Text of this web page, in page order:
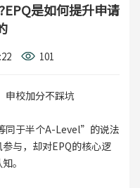
是如何提升申请
101
申校加分不踩坑
于半个A-Level”的说法
与，却对EPQ的核心逻
。